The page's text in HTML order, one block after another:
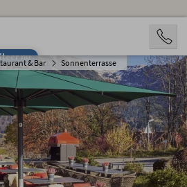
nu
& Bar Sonnenterrasse